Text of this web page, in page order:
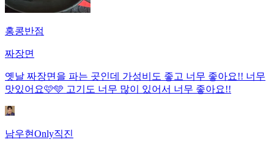
홍콩반점
짜장면
옛날 짜장면을 파는 곳인데 가성비도 좋고 너무 좋아요!! 너무
맛있어요🩷🩵 고기도 너무 많이 있어서 너무 좋아요!!
남우현Only직진